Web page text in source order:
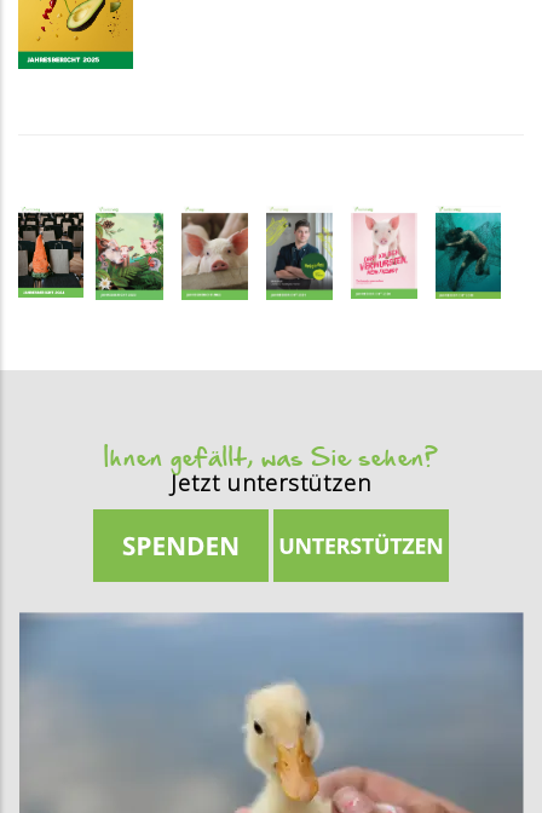
Ihnen gefällt, was Sie sehen?
Jetzt unterstützen